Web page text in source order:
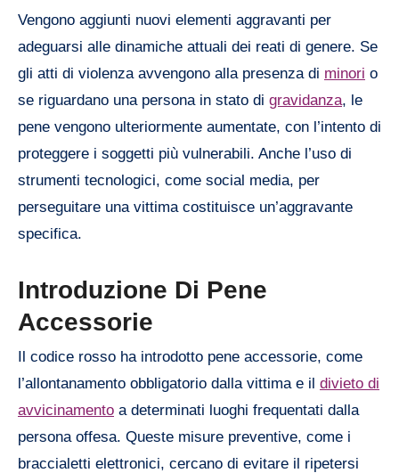
Vengono aggiunti nuovi elementi aggravanti per
adeguarsi alle dinamiche attuali dei reati di genere. Se
gli atti di violenza avvengono alla presenza di minori o
se riguardano una persona in stato di gravidanza, le
pene vengono ulteriormente aumentate, con l’intento di
proteggere i soggetti più vulnerabili. Anche l’uso di
strumenti tecnologici, come social media, per
perseguitare una vittima costituisce un’aggravante
specifica.
Introduzione Di Pene
Accessorie
Il codice rosso ha introdotto pene accessorie, come
l’allontanamento obbligatorio dalla vittima e il divieto di
avvicinamento a determinati luoghi frequentati dalla
persona offesa. Queste misure preventive, come i
braccialetti elettronici, cercano di evitare il ripetersi